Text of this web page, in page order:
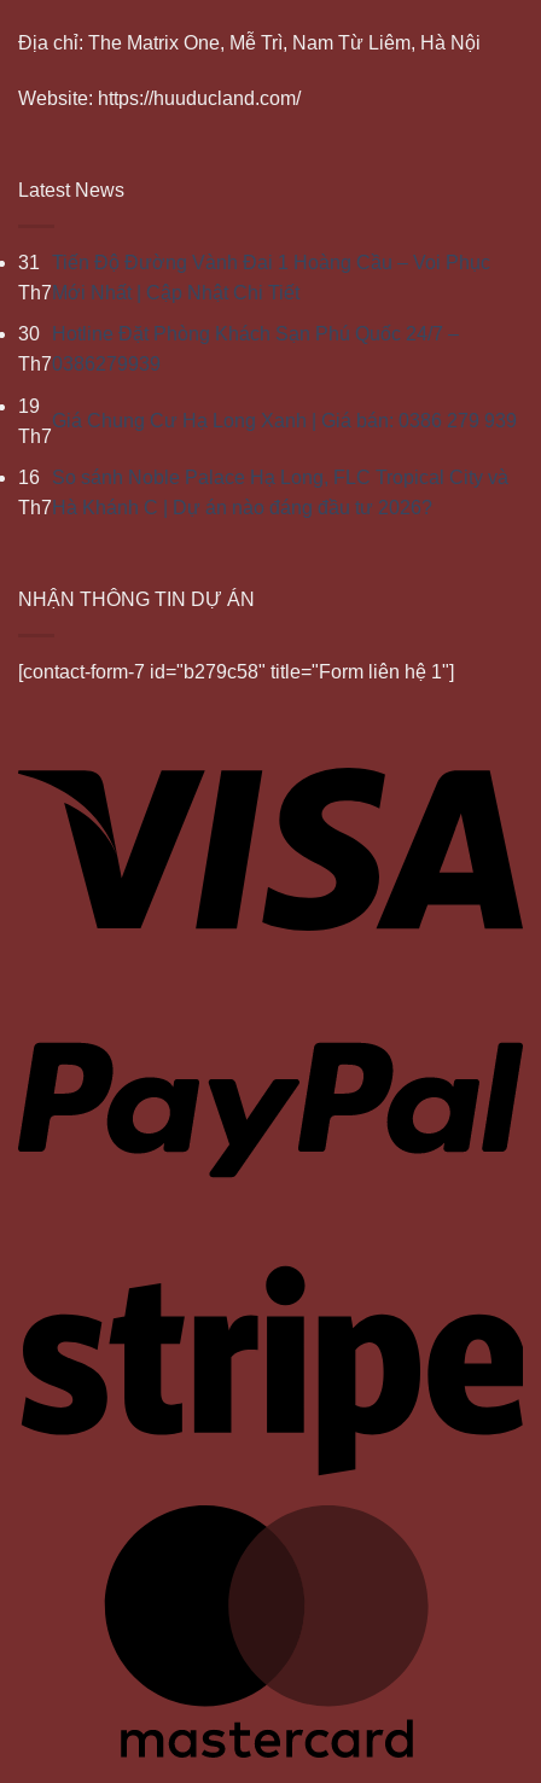
Địa chỉ: The Matrix One, Mễ Trì, Nam Từ Liêm, Hà Nội
Website: https://huuducland.com/
Latest News
31
Th7
Tiến Độ Đường Vành Đai 1 Hoàng Cầu – Voi Phục
Mới Nhất | Cập Nhật Chi Tiết
30
Th7
Hotline Đặt Phòng Khách Sạn Phú Quốc 24/7 –
0386279939
19
Th7
Giá Chung Cư Hạ Long Xanh | Giá bán: 0386 279 939
16
Th7
So sánh Noble Palace Hạ Long, FLC Tropical City và
Hà Khánh C | Dự án nào đáng đầu tư 2026?
NHẬN THÔNG TIN DỰ ÁN
[contact-form-7 id="b279c58" title="Form liên hệ 1"]